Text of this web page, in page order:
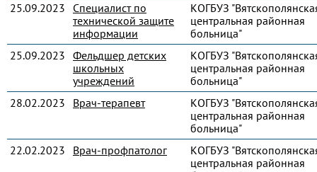
25.09.2023
Специалист по
технической защите
информации
КОГБУЗ
центральная районная
больница"
25.09.2023 Фельдшер детских
школьных
учреждений
КОГБУЗ
центральная районная
больница"
28.02.2023
Врач-терапевт
КОГБУЗ
центральная районная
больница"
22.02.2023
Врач-профпатолог
КОГБУЗ
центральная районная